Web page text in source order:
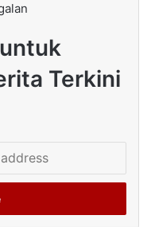
Terkini